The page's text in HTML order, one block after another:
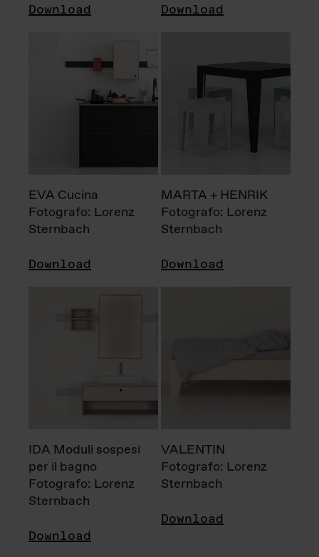
Download Download
EVA Cucina
Fotografo: Lorenz
Sternbach
Download
MARTA + HENRIK
Fotografo: Lorenz
Sternbach
Download
IDA Moduli sospesi
per il bagno
Fotografo: Lorenz
Sternbach
Download
VALENTIN
Fotografo: Lorenz
Sternbach
Download